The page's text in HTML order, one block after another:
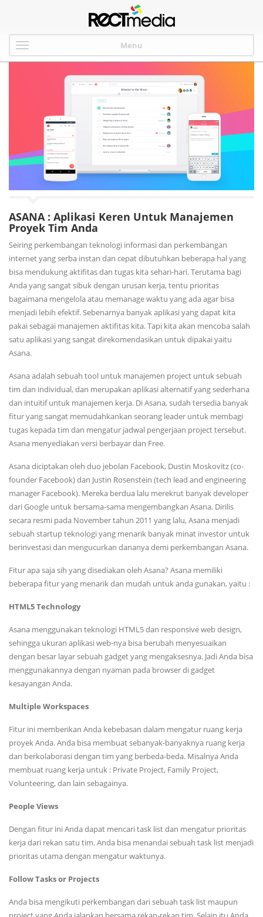
Menu
ASANA : Aplikasi Keren Untuk Manajemen
Proyek Tim Anda
Seiring perkembangan teknologi informasi dan perkembangan
internet yang serba instan dan cepat dibutuhkan beberapa hal yang
bisa mendukung aktifitas dan tugas kita sehari-hari. Terutama bagi
Anda yang sangat sibuk dengan urusan kerja, tentu prioritas
bagaimana mengelola atau memanage waktu yang ada agar bisa
menjadi lebih efektif. Sebenarnya banyak aplikasi yang dapat kita
pakai sebagai manajemen aktifitas kita. Tapi kita akan mencoba salah
satu aplikasi yang sangat direkomendasikan untuk dipakai yaitu
Asana.
Asana adalah sebuah tool untuk manajemen project untuk sebuah
tim dan individual, dan merupakan aplikasi alternatif yang sederhana
dan intuitif untuk manajemen kerja. Di Asana, sudah tersedia banyak
fitur yang sangat memudahkankan seorang leader untuk membagi
tugas kepada tim dan mengatur jadwal pengerjaan project tersebut.
Asana menyediakan versi berbayar dan Free.
Asana diciptakan oleh duo jebolan Facebook, Dustin Moskovitz (co-
founder Facebook) dan Justin Rosenstein (tech lead and engineering
manager Facebook). Mereka berdua lalu merekrut banyak developer
dari Google untuk bersama-sama mengembangkan Asana. Dirilis
secara resmi pada November tahun 2011 yang lalu, Asana menjadi
sebuah startup teknologi yang menarik banyak minat investor untuk
berinvestasi dan mengucurkan dananya demi perkembangan Asana.
Fitur apa saja sih yang disediakan oleh Asana? Asana memiliki
beberapa fitur yang menarik dan mudah untuk anda gunakan, yaitu :
HTML5 Technology
Asana menggunakan teknologi HTML5 dan responsive web design,
sehingga ukuran aplikasi web-nya bisa berubah menyesuaikan
dengan besar layar sebuah gadget yang mengaksesnya. Jadi Anda bisa
menggunakannya dengan nyaman pada browser di gadget
kesayangan Anda.
Multiple Workspaces
Fitur ini memberikan Anda kebebasan dalam mengatur ruang kerja
proyek Anda. Anda bisa membuat sebanyak-banyaknya ruang kerja
dan berkolaborasi dengan tim yang berbeda-beda. Misalnya Anda
membuat ruang kerja untuk : Private Project, Family Project,
Volunteering, dan lain sebagainya.
People Views
Dengan fitur ini Anda dapat mencari task list dan mengatur prioritas
kerja dari rekan satu tim. Anda bisa menandai sebuah task list menjadi
prioritas utama dengan mengatur waktunya.
Follow Tasks or Projects
Anda bisa mengikuti perkembangan dari sebuah task list maupun